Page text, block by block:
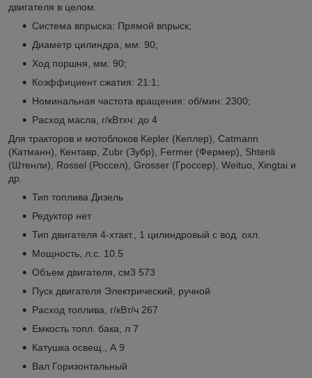
двигателя в целом.
Система впрыска: Прямой впрыск;
Диаметр цилиндра, мм: 90;
Ход поршня, мм: 90;
Коэффициент сжатия: 21:1;
Номинальная частота вращения: об/мин: 2300;
Расход масла, г/кВтхч: до 4
Для тракторов и мотоблоков Kepler (Кеплер), Catmann
(Катманн), Кентавр, Zubr (Зубр), Fermer (Фермер), Shtenli
(Штенли), Rossel (Россел), Grosser (Гроссер), Weituo, Xingtai и
др.
Тип топлива Дизель
Редуктор нет
Тип двигателя 4-хтакт., 1 цилиндровый с вод. охл.
Мощность, л.с. 10.5
Объем двигателя, см3 573
Пуск двигателя Электрический, ручной
Расход топлива, г/кВт/ч 267
Емкость топл. бака, л 7
Катушка освещ., А 9
Вал Горизонтальный